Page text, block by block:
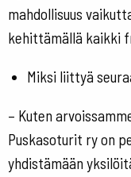
mahdollisuus
kehittämällä kaikki
Miksi liittyä
– Kuten
Puskasoturit ry on
yhdistämään